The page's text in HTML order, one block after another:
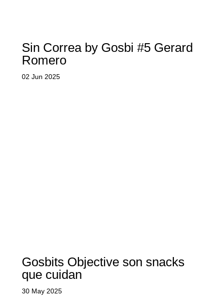
Sin Correa by Gosbi #5 Gerard
Romero
02 Jun 2025
Gosbits Objective son snacks
que cuidan
30 May 2025